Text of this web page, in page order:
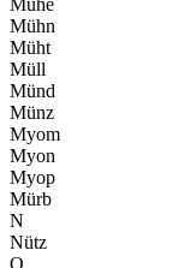
Mühe
Mühn
Müht
Müll
Münd
Münz
Myom
Myon
Myop
Mürb
N
Nütz